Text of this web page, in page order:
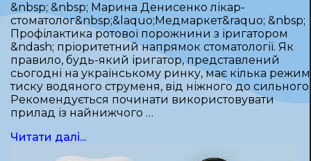
&nbsp; &nbsp; Марина Денисенко лікар-
стоматолог&nbsp;&laquo;Медмаркет&raquo; &nbsp;
Профілактика ротової порожнини з іригатором
&ndash; пріоритетний напрямок стоматології. Як
правило, будь-який іригатор, представлений
сьогодні на українському ринку, має кілька
тиску водяного струменя, від ніжного до сильного.
Рекомендується починати використовувати
прилад із найнижчого …
Читати далі...